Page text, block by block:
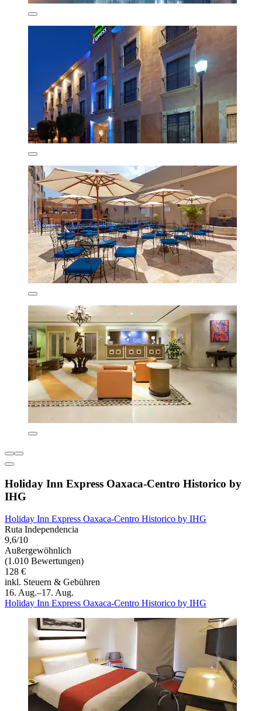
Holiday Inn Express Oaxaca-Centro Historico by
IHG
Holiday Inn Express Oaxaca-Centro Historico by IHG
Ruta Independencia
9,6/10
Außergewöhnlich
(1.010 Bewertungen)
128 €
inkl. Steuern & Gebühren
16. Aug.–17. Aug.
Holiday Inn Express Oaxaca-Centro Historico by IHG